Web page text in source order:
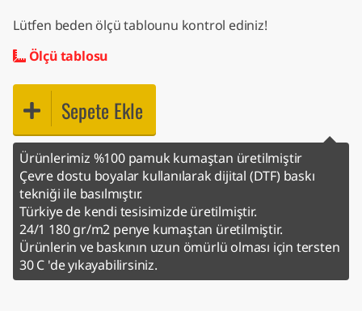
Lütfen beden ölçü tablounu kontrol ediniz!
Ölçü tablosu
Sepete Ekle
Ürünlerimiz %100 pamuk kumaştan üretilmiştir
Çevre dostu boyalar kullanılarak dijital (DTF) baskı
tekniği ile basılmıştır.
Türkiye de kendi tesisimizde üretilmiştir.
24/1 180 gr/m2 penye kumaştan üretilmiştir.
Ürünlerin ve baskının uzun ömürlü olması için tersten
30 C 'de yıkayabilirsiniz.